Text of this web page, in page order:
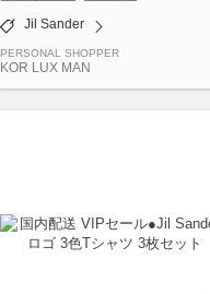
Jil Sander
PERSONAL SHOPPER
KOR LUX MAN